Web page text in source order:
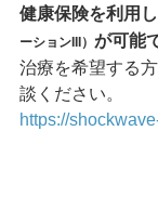
健康保険を利用
ーションIII） が可能
治療を希望する
談ください。
https://